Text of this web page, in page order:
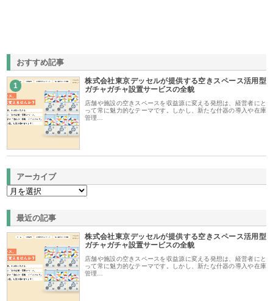
おすすめ記事
1
株式会社東京デッセルが提供する空きスペース活用型
ガチャガチャ設置サービスの全貌
店舗や施設の空きスペースを収益源に変える発想は、経営者にと
って常に魅力的なテーマです。しかし、新たな什器の導入や在庫
管理…
アーカイブ
最近の記事
株式会社東京デッセルが提供する空きスペース活用型
ガチャガチャ設置サービスの全貌
店舗や施設の空きスペースを収益源に変える発想は、経営者にと
って常に魅力的なテーマです。しかし、新たな什器の導入や在庫
管理…